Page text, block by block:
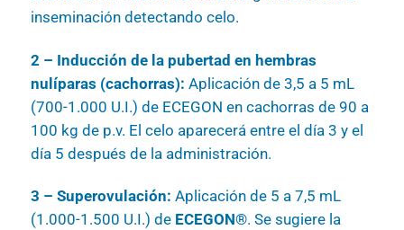
inseminación detectando celo.
2 – Inducción de la pubertad en hembras
nulíparas (cachorras): Aplicación de 3,5 a 5 mL
(700-1.000 U.I.) de ECEGON en cachorras de 90 a
100 kg de p.v. El celo aparecerá entre el día 3 y el
día 5 después de la administración.
3 – Superovulación: Aplicación de 5 a 7,5 mL
(1.000-1.500 U.I.) de ECEGON®. Se sugiere la